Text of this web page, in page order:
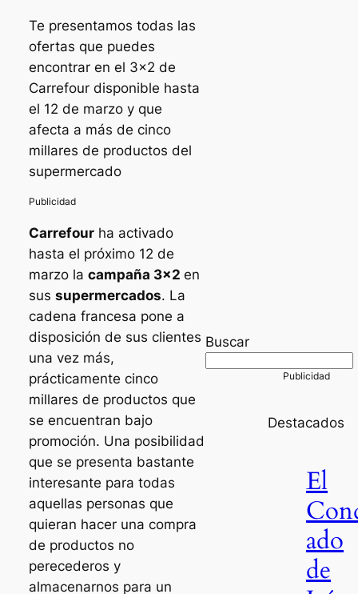
Te presentamos todas las
ofertas que puedes
encontrar en el 3×2 de
Carrefour disponible hasta
el 12 de marzo y que
afecta a más de cinco
millares de productos del
supermercado
Carrefourha activado
hasta el próximo 12 de
marzo la campaña 3×2 en
sus supermercados. La
cadena francesa pone a
disposición de sus clientes
una vez más,
prácticamente cinco
millares de productos que
se encuentran bajo
promoción. Una posibilidad
que se presenta bastante
interesante para todas
aquellas personas que
quieran hacer una compra
de productos no
perecederos y
almacenarnos para un
Buscar
Destacados
El
ado
de